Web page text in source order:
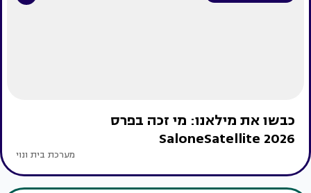
כבשו את מילאנו: מי זכה בפרס
SaloneSatellite 2026
מערכת בית ונוי